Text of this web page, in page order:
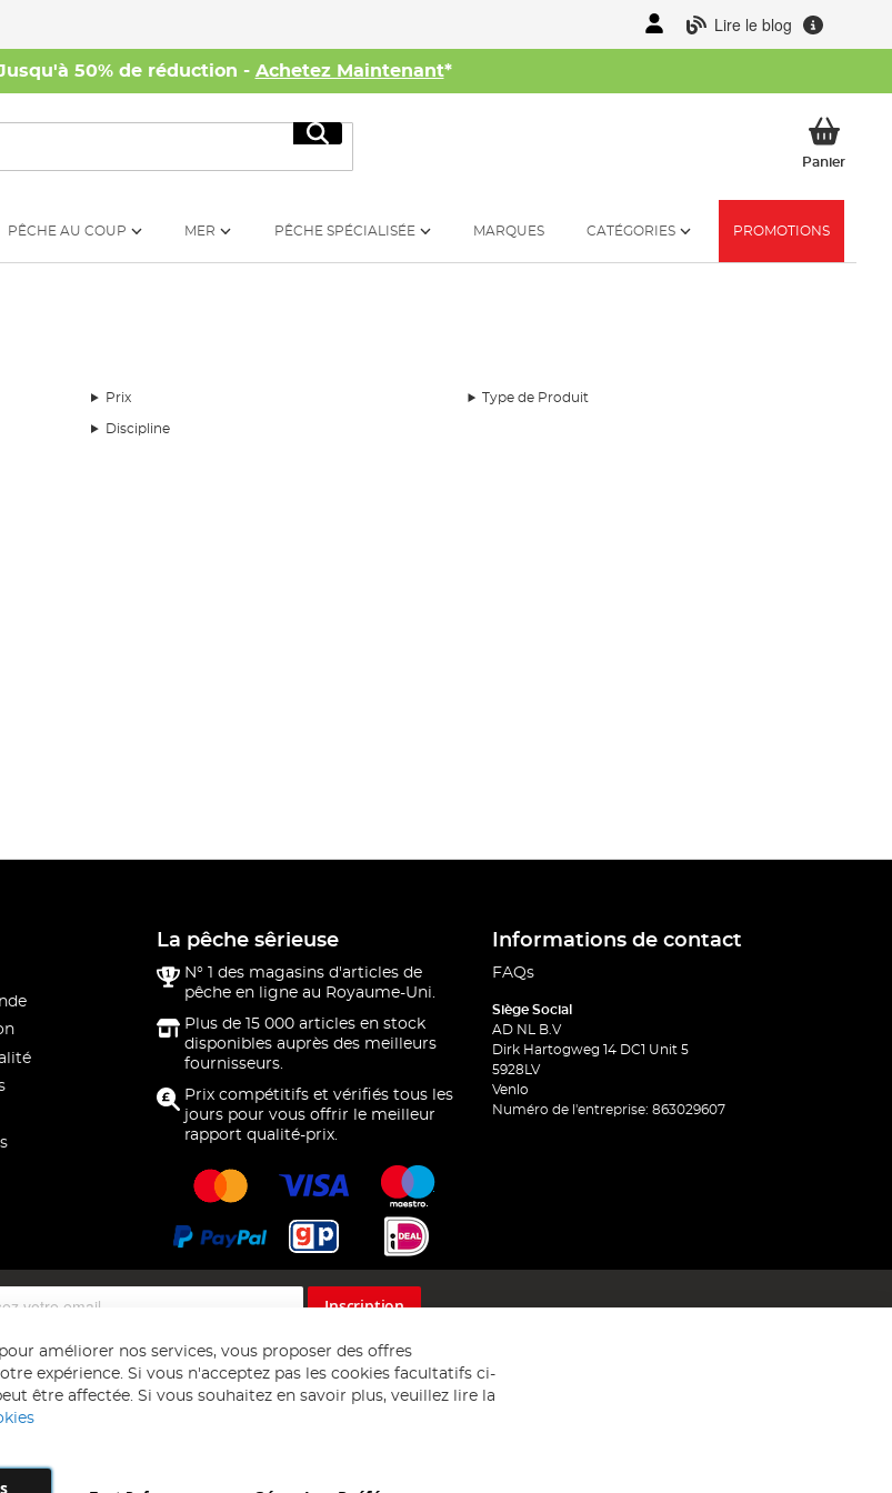
Lire le blog
50% de réduction - Achetez Maintenant*
Rechercher
PanierMon
PÊCHE AU COUP MER PÊCHE SPÉCIALISÉE MARQUES CATÉGORIES PROMOTIONS
Prix Type de Produit
Discipline
La pêche sêrieuse
N° 1 des magasins d'articles de
pêche en ligne au Royaume-Uni.
Plus de 15 000 articles en stock
disponibles auprès des meilleurs
fournisseurs.
Prix compétitifs et vérifiés tous les
jours pour vous offrir le meilleur
rapport qualité-prix.
Informations de contact
FAQs
Siège Social
AD NL B.V
Dirk Hartogweg 14 DC1 Unit 5
5928LV
Venlo
Numéro de l'entreprise: 863029607
Inscription
améliorer nos services, vous proposer des offres
expérience. Si vous n'acceptez pas les cookies facultatifs ci-
être affectée. Si vous souhaitez en savoir plus, veuillez lire la